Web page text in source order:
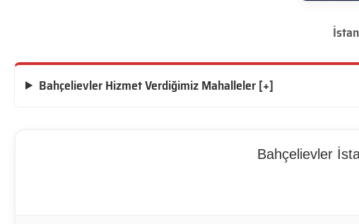
Bahçelievler Hizmet Verdiğimiz Mahalleler [+]
Bahçelievler